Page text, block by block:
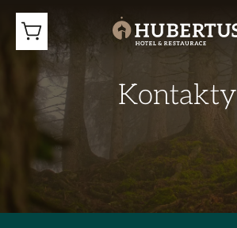
Kontakty